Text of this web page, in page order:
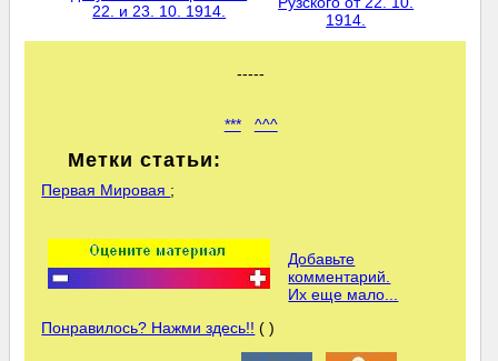
22. и 23. 10. 1914.
1914.
-----
*** ^^^
Метки статьи:
Первая Мировая ;
Добавьте
комментарий.
Их еще мало...
Понравилось? Нажми здесь!! ( )